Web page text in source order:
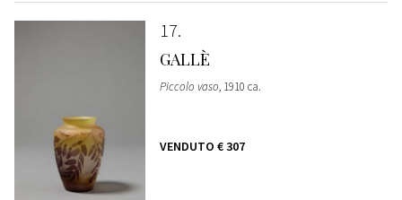
17
GALLÈ
Piccolo vaso, 1910 ca.
VENDUTO € 307